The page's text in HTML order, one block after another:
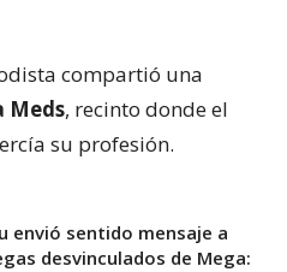
compartió una
Meds, recinto donde el
su profesión.
envió sentido mensaje a
desvinculados de Mega: